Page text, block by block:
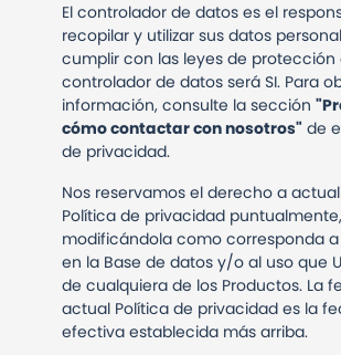
El controlador de datos es el
recopilar y utilizar sus datos
cumplir con las leyes de protección
controlador de datos será SI. Para
información, consulte la sección
cómo contactar con nosotros" de
de privacidad.
Nos reservamos el derecho a
Política de privacidad puntualmente,
modificándola como corresponda a
en la Base de datos y/o al uso que
de cualquiera de los Productos. La
actual Política de privacidad es la
efectiva establecida más arriba.